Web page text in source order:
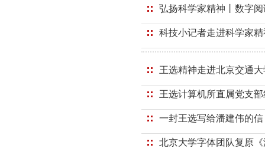
弘扬科学家精神丨数字
科技小记者走进科学家
王选精神走进北京交通
王选计算机所直属党支
一封王选写给潘建伟的信
北京大学字体团队复原